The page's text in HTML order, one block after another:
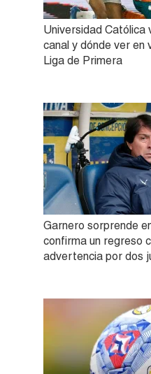
Universidad Católica
canal y dónde ver en
Liga de Primera
Garnero sorprende
confirma un regreso
advertencia por dos